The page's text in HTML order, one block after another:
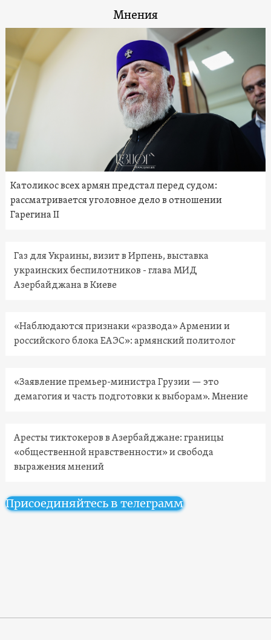
Мнения
Католикос всех армян предстал перед судом:
рассматривается уголовное дело в отношении
Гарегина II
Газ для Украины, визит в Ирпень, выставка
украинских беспилотников - глава МИД
Азербайджана в Киеве
«Наблюдаются признаки «развода» Армении и
российского блока ЕАЭС»: армянский политолог
«Заявление премьер-министра Грузии — это
демагогия и часть подготовки к выборам». Мнение
Аресты тиктокеров в Азербайджане: границы
«общественной нравственности» и свобода
выражения мнений
Присоединяйтесь в телеграмм